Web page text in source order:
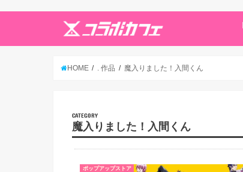
HOME . 作品 魔入りました！入間くん
CATEGORY
魔入りました！入間くん
ポップアップストア